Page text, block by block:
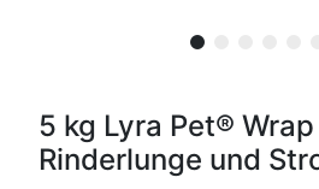
5 kg Lyra Pet®
Rinderlunge und